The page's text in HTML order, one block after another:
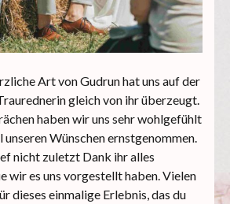
Art von Gudrun hat uns auf der
gleich von ihr überzeugt.
haben wir uns sehr wohlgefühlt
Wünschen ernstgenommen.
nicht zuletzt Dank ihr alles
wir es uns vorgestellt haben. Vielen
dieses einmalige Erlebnis, das du